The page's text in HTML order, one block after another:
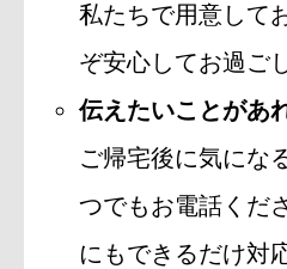
私たちで用意して
ぞ安心してお過ご
伝えたいことがあ
ご帰宅後に気にな
つでもお電話くだ
にもできるだけ対